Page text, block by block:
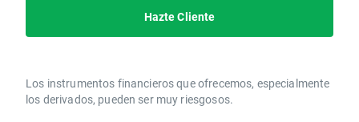
Hazte Cliente
Los instrumentos financieros que ofrecemos, especialmente
los derivados, pueden ser muy riesgosos.